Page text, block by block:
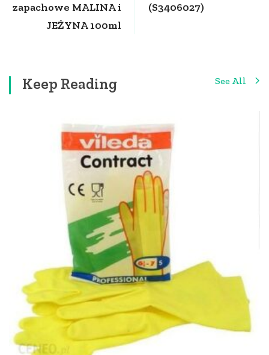
zapachowe MALINA i
JEŻYNA 100ml
(S3406027)
Keep Reading See All